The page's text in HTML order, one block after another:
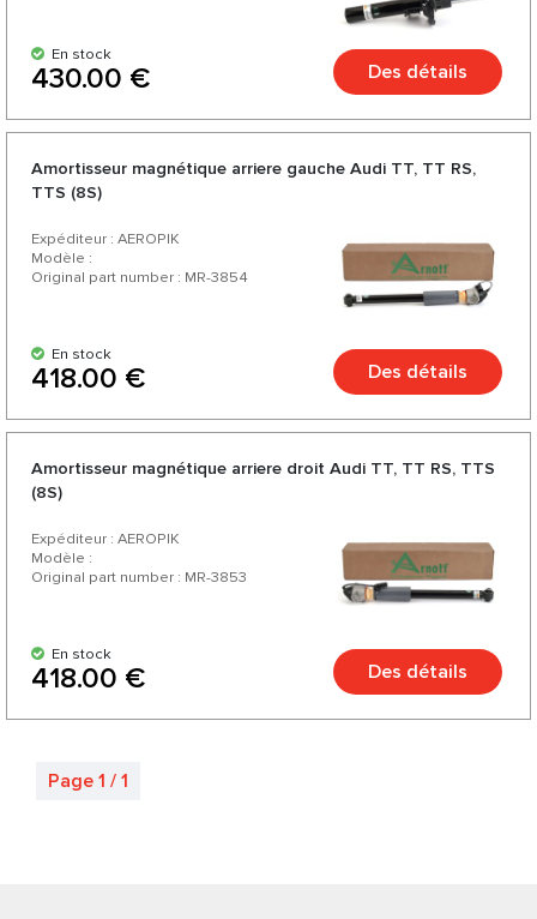
En stock
430.00 € Des détails
Amortisseur magnétique arriere gauche Audi TT, TT RS,
TTS (8S)
Expéditeur : AEROPIK
Modèle :
Original part number : MR-3854
En stock
418.00 € Des détails
Amortisseur magnétique arriere droit Audi TT, TT RS, TTS
(8S)
Expéditeur : AEROPIK
Modèle :
Original part number : MR-3853
En stock
418.00 € Des détails
Page 1 / 1